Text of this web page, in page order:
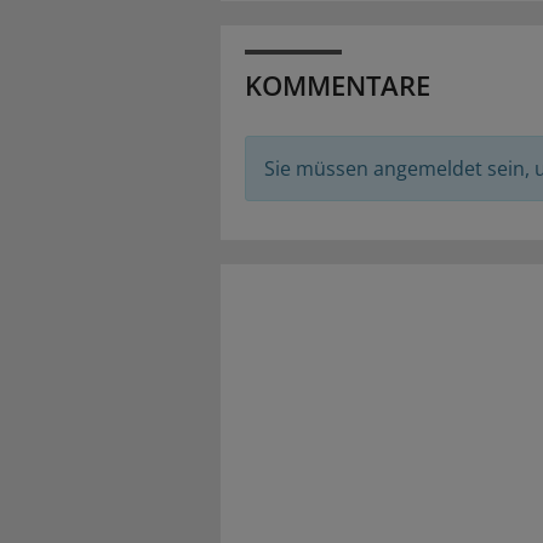
KOMMENTARE
Sie müssen angemeldet